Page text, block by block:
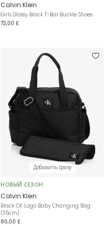
Calvin Klein
Girls Glossy Black T-Bar Buckle Shoes
73,00 £
Добавить сразу
НОВЫЙ СЕЗОН
Calvin Klein
Black CK Logo Baby Changing Bag
(35cm)
80,00 £